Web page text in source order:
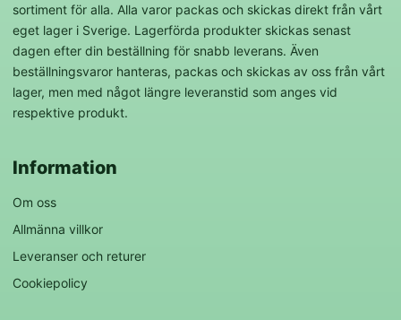
sortiment för alla. Alla varor packas och skickas direkt från vårt
eget lager i Sverige. Lagerförda produkter skickas senast
dagen efter din beställning för snabb leverans. Även
beställningsvaror hanteras, packas och skickas av oss från vårt
lager, men med något längre leveranstid som anges vid
respektive produkt.
Information
Om oss
Allmänna villkor
Leveranser och returer
Cookiepolicy